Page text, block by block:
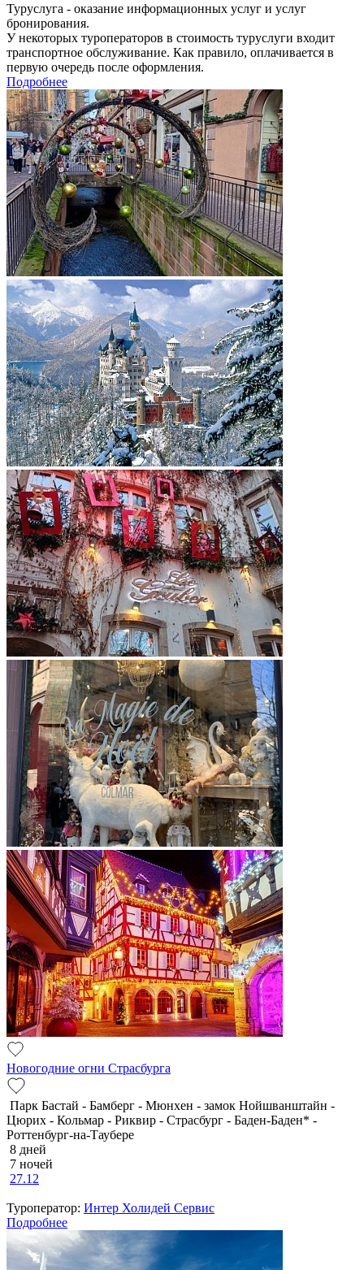
Туруслуга - оказание информационных услуг и услуг
бронирования.
У некоторых туроператоров в стоимость туруслуги входит
транспортное обслуживание. Как правило, оплачивается в
первую очередь после оформления.
Подробнее
Новогодние огни Страсбурга
Парк Бастай - Бамберг - Мюнхен - замок Нойшванштайн -
Цюрих - Кольмар - Риквир - Страсбург - Баден-Баден* -
Роттенбург-на-Таубере
8 дней
7 ночей
27.12
Туроператор: Интер Холидей Сервис
Подробнее